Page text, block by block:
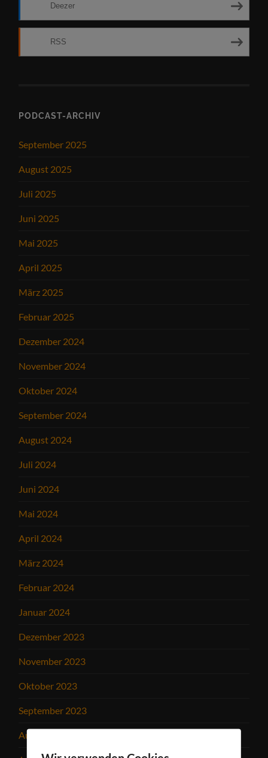
Deezer
RSS
PODCAST-ARCHIV
September 2025
August 2025
Juli 2025
Juni 2025
Mai 2025
April 2025
März 2025
Februar 2025
Dezember 2024
November 2024
Oktober 2024
September 2024
August 2024
Juli 2024
Juni 2024
Mai 2024
April 2024
März 2024
Februar 2024
Januar 2024
Dezember 2023
November 2023
Oktober 2023
September 2023
August 2023